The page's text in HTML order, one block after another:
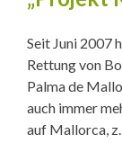
Seit Juni 2007
Rettung von
Palma de
auch immer
auf Mallorca,